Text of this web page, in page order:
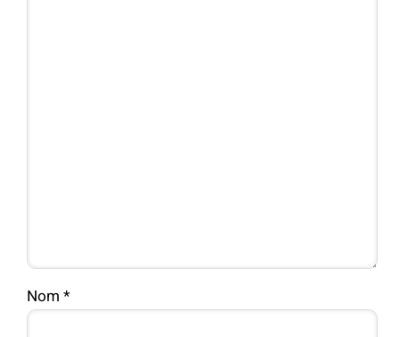
Nom *